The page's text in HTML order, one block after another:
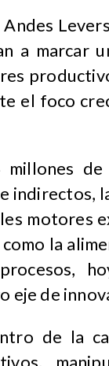
a marcar
el foco
indirectos,
motores
la
eje de
de la